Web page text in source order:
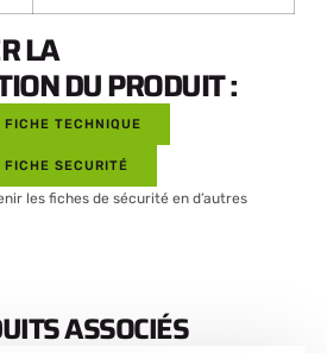
LA
DU PRODUIT :
TECHNIQUE
SECURITÉ
les fiches de sécurité en d’autres
ASSOCIÉS